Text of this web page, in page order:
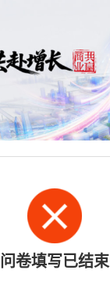
问卷填写已结束